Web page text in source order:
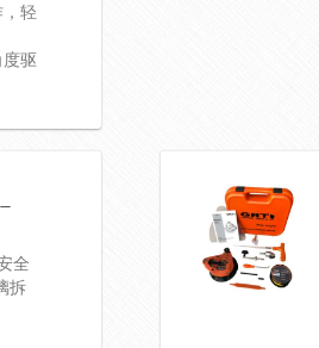
轻
度驱
全
拆